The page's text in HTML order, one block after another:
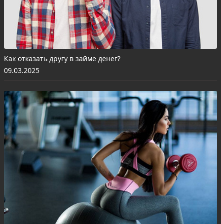
Как отказать другу в займе денег?
09.03.2025